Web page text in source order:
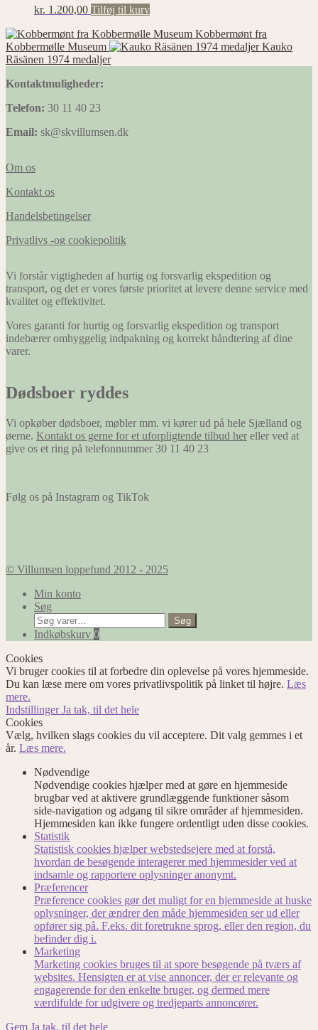
kr. 1.200,00 Tilføj til kurv
Kobbermønt fra
Kobbermølle Museum
Kauko
Räsänen 1974 medaljer
Kontaktmuligheder:
Telefon: 30 11 40 23
Email: sk@skvillumsen.dk
Om os
Kontakt os
Handelsbetingelser
Privatlivs -og cookiepolitik
Vi forstår vigtigheden af hurtig og forsvarlig ekspedition og
transport, og det er vores første prioritet at levere denne service med
kvalitet og effektivitet.
Vores garanti for hurtig og forsvarlig ekspedition og transport
indebærer omhyggelig indpakning og korrekt håndtering af dine
varer.
Dødsboer ryddes
Vi opkøber dødsboer, møbler mm. vi kører ud på hele Sjælland og
øerne. Kontakt os gerne for et uforpligtende tilbud her eller ved at
give os et ring på telefonnummer 30 11 40 23
Følg os på Instagram og TikTok
© Villumsen loppefund 2012 - 2025
Min konto
Søg
Søg
efter:
Søg
Indkøbskurv 0
Cookies
Vi bruger cookies til at forbedre din oplevelse på vores hjemmeside.
Du kan læse mere om vores privatlivspolitik på linket til højre. Læs
mere.
IndstillingerJa tak, til det hele
Cookies
Vælg, hvilken slags cookies du vil acceptere. Dit valg gemmes i et
år. Læs mere.
Nødvendige
Nødvendige cookies hjælper med at gøre en hjemmeside
brugbar ved at aktivere grundlæggende funktioner såsom
side-navigation og adgang til sikre områder af hjemmesiden.
Hjemmesiden kan ikke fungere ordentligt uden disse cookies.
Statistik
Statistisk cookies hjælper webstedsejere med at forstå,
hvordan de besøgende interagerer med hjemmesider ved at
indsamle og rapportere oplysninger anonymt.
Præferencer
Præference cookies gør det muligt for en hjemmeside at huske
oplysninger, der ændrer den måde hjemmesiden ser ud eller
opfører sig på. F.eks. dit foretrukne sprog, eller den region, du
befinder dig i.
Marketing
Marketing cookies bruges til at spore besøgende på tværs af
websites. Hensigten er at vise annoncer, der er relevante og
engagerende for den enkelte bruger, og dermed mere
værdifulde for udgivere og tredjeparts annoncører.
Gem Ja tak, til det hele